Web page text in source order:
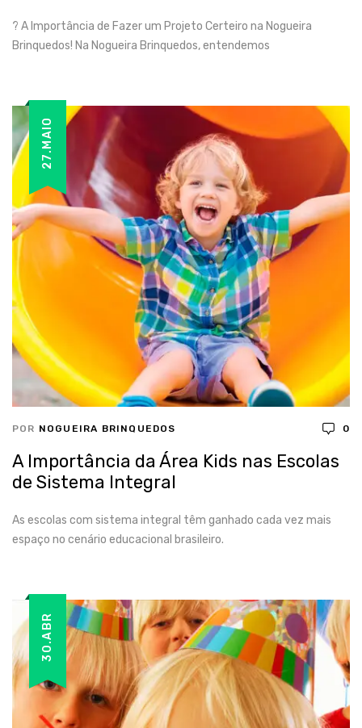
? A Importância de Fazer um Projeto Certeiro na Nogueira
Brinquedos! Na Nogueira Brinquedos, entendemos
27.MAIO
POR NOGUEIRA BRINQUEDOS 0
A Importância da Área Kids nas Escolas
de Sistema Integral
As escolas com sistema integral têm ganhado cada vez mais
espaço no cenário educacional brasileiro.
30.ABR